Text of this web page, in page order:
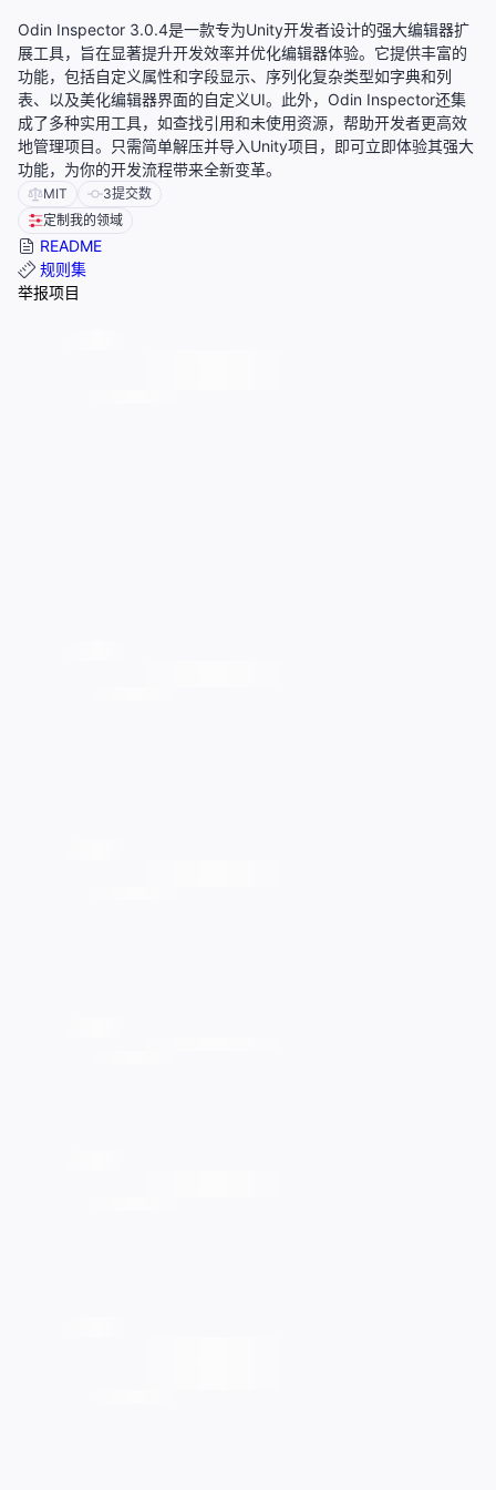
Odin Inspector 3.0.4是一款专为Unity开发者设计的强大编辑器扩
展工具，旨在显著提升开发效率并优化编辑器体验。它提供丰富的
功能，包括自定义属性和字段显示、序列化复杂类型如字典和列
表、以及美化编辑器界面的自定义UI。此外，Odin Inspector还集
成了多种实用工具，如查找引用和未使用资源，帮助开发者更高效
地管理项目。只需简单解压并导入Unity项目，即可立即体验其强大
功能，为你的开发流程带来全新变革。
MIT 3提交数
定制我的领域
README
规则集
举报项目